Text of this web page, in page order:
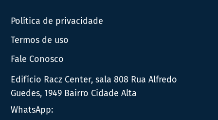
Política de privacidade
Termos de uso
Fale Conosco
Edifício Racz Center, sala 808 Rua Alfredo
Guedes, 1949 Bairro Cidade Alta
WhatsApp: